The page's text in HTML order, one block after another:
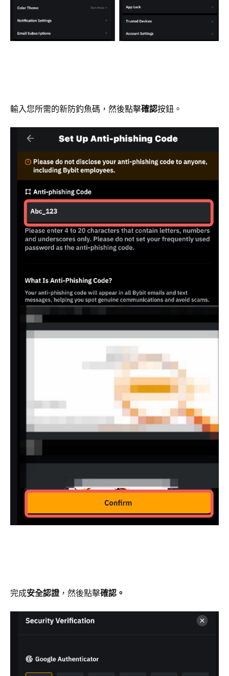
輸入您所需的新防釣魚碼，然後點擊確認按鈕。
完成安全認證 ，然後點擊確認。